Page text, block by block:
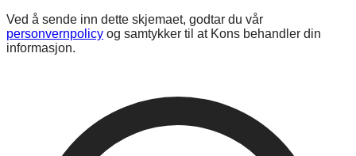
Ved å sende inn dette skjemaet, godtar du vår
personvernpolicy og samtykker til at Kons behandler din
informasjon.